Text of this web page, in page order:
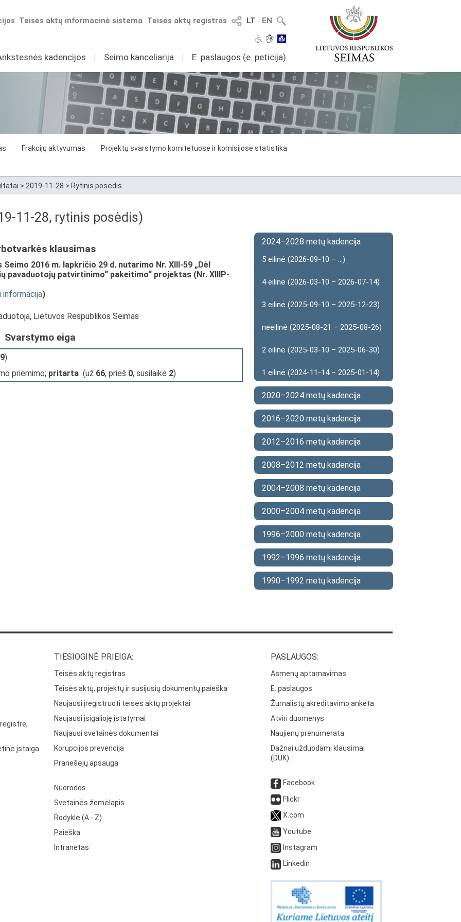
LT I EN
Teisės aktų registras
Teisės aktų informacinė sistema
kadencijos I Seimo kanceliarija I E. paslaugos (e. peticija)
Frakcijų aktyvumas
Projektų svarstymo komitetuose ir komisijose statistika
> 2019-11-28 > Rytinis posėdis
11-28, rytinis posėdis)
klausimas
2016 m. lapkričio 29 d. nutarimo Nr. XIII-59 „Dėl
pavaduotojų patvirtinimo“ pakeitimo“ projektas (Nr. XIIIP-
informacija)
Lietuvos Respublikos Seimas
Svarstymo eiga
)
priėmimo; pritarta (už 66, prieš 0, susilaikė 2)
2024–2028 metų kadencija
5 eilinė (2026-09-10 – ...)
4 eilinė (2026-03-10 – 2026-07-14)
3 eilinė (2025-09-10 – 2025-12-23)
neeilinė (2025-08-21 – 2025-08-26)
2 eilinė (2025-03-10 – 2025-06-30)
1 eilinė (2024-11-14 – 2025-01-14)
2020–2024 metų kadencija
2016–2020 metų kadencija
2012–2016 metų kadencija
2008–2012 metų kadencija
2004–2008 metų kadencija
2000–2004 metų kadencija
1996–2000 metų kadencija
1992–1996 metų kadencija
1990–1992 metų kadencija
įstaiga
TIESIOGINĖ PRIEIGA:
Teisės aktų registras
Teisės aktų, projektų ir susijusių dokumentų paieška
Naujausi įregistruoti teisės aktų projektai
Naujausi įsigalioję įstatymai
Naujausi svetainės dokumentai
Korupcijos prevencija
Pranešėjų apsauga
Nuorodos
Svetainės žemėlapis
Rodyklė (A - Z)
Paieška
Intranetas
PASLAUGOS:
Asmenų aptarnavimas
E. paslaugos
Žurnalistų akreditavimo anketa
Atviri duomenys
Naujienų prenumerata
Dažnai užduodami klausimai
(DUK)
Facebook
Flickr
X.com
Youtube
Instagram
Linkedin